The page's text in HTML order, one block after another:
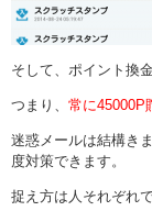
そして、ポイント換
つまり、 常に45000P
迷惑メールは結構き
度対策できます。
捉え方は人それぞれ